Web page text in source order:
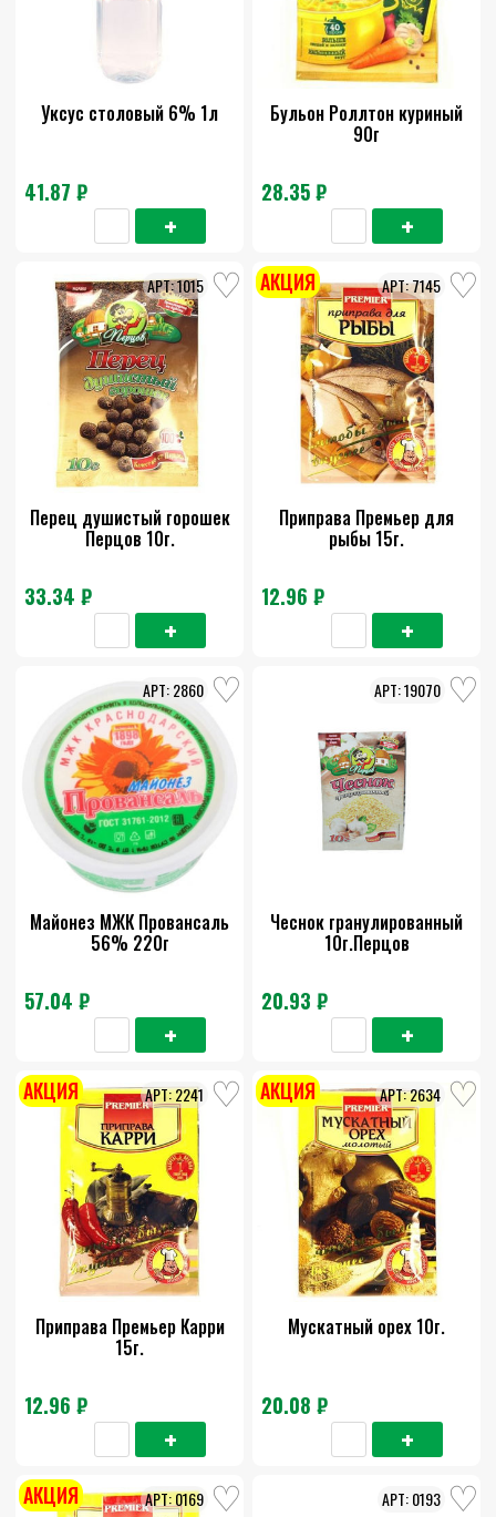
Уксус столовый 6% 1л
41.87 ₽
Бульон Роллтон куриный
90г
28.35 ₽
Перец душистый горошек
Перцов 10г.
33.34 ₽
1015
Приправа Премьер для
рыбы 15г.
12.96 ₽
7145
АКЦИЯ
Майонез МЖК Провансаль
56% 220г
57.04 ₽
2860
Чеснок гранулированный
10г.Перцов
20.93 ₽
19070
Приправа Премьер Карри
15г.
12.96 ₽
2241
АКЦИЯ
Мускатный орех 10г.
20.08 ₽
2634
АКЦИЯ
0169
АКЦИЯ 0193